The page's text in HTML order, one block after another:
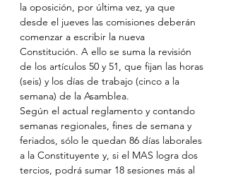
la oposición, por última vez, ya que
desde el jueves las comisiones deberán
comenzar a escribir la nueva
Constitución. A ello se suma la revisión
de los artículos 50 y 51, que fijan las horas
(seis) y los días de trabajo (cinco a la
semana) de la Asamblea.
Según el actual reglamento y contando
semanas regionales, fines de semana y
feriados, sólo le quedan 86 días laborales
a la Constituyente y, si el MAS logra dos
tercios, podrá sumar 18 sesiones más al